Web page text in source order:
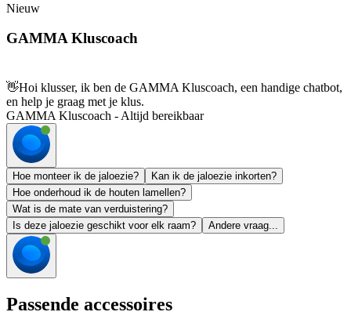
Nieuw
GAMMA Kluscoach
👋Hoi klusser, ik ben de GAMMA Kluscoach, een handige chatbot,
en help je graag met je klus.
GAMMA Kluscoach - Altijd bereikbaar
Hoe monteer ik de jaloezie?
Kan ik de jaloezie inkorten?
Hoe onderhoud ik de houten lamellen?
Wat is de mate van verduistering?
Is deze jaloezie geschikt voor elk raam?
Andere vraag...
Passende accessoires